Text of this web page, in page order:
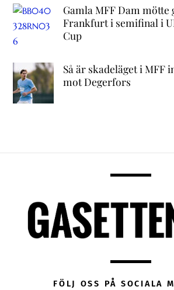
Gamla MFF Dam
Frankfurt i semifinal i
Cup
Så är skadeläget i MFF
mot Degerfors
FÖLJ OSS PÅ SOCIALA